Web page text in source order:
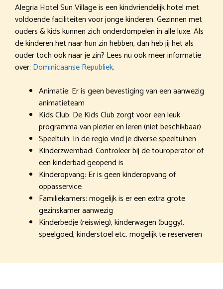
Alegria Hotel Sun Village is een kindvriendelijk hotel met
voldoende faciliteiten voor jonge kinderen. Gezinnen met
ouders & kids kunnen zich onderdompelen in alle luxe. Als
de kinderen het naar hun zin hebben, dan heb jij het als
ouder toch ook naar je zin? Lees nu ook meer informatie
over: Dominicaanse Republiek.
Animatie: Er is geen bevestiging van een aanwezig
animatieteam
Kids Club: De Kids Club zorgt voor een leuk
programma van plezier en leren (niet beschikbaar)
Speeltuin: In de regio vind je diverse speeltuinen
Kinderzwembad: Controleer bij de touroperator of
een kinderbad geopend is
Kinderopvang: Er is geen kinderopvang of
oppasservice
Familiekamers: mogelijk is er een extra grote
gezinskamer aanwezig
Kinderbedje (reiswieg), kinderwagen (buggy),
speelgoed, kinderstoel etc. mogelijk te reserveren